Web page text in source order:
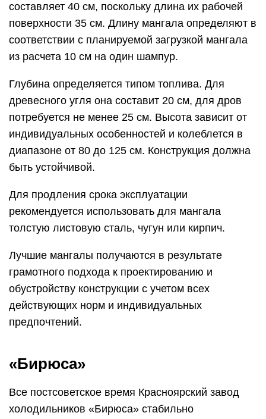
составляет 40 см, поскольку длина их рабочей
поверхности 35 см. Длину мангала определяют в
соответствии с планируемой загрузкой мангала
из расчета 10 см на один шампур.
Глубина определяется типом топлива. Для
древесного угля она составит 20 см, для дров
потребуется не менее 25 см. Высота зависит от
индивидуальных особенностей и колеблется в
диапазоне от 80 до 125 см. Конструкция должна
быть устойчивой.
Для продления срока эксплуатации
рекомендуется использовать для мангала
толстую листовую сталь, чугун или кирпич.
Лучшие мангалы получаются в результате
грамотного подхода к проектированию и
обустройству конструкции с учетом всех
действующих норм и индивидуальных
предпочтений.
«Бирюса»
Все постсоветское время Красноярский завод
холодильников «Бирюса» стабильно